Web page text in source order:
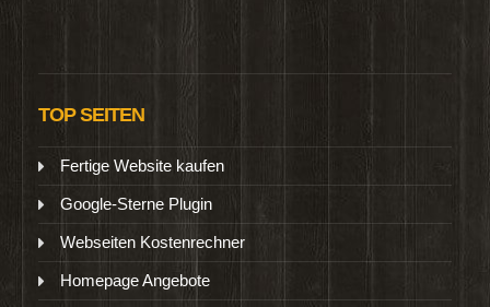
TOP SEITEN
Fertige Website kaufen
Google-Sterne Plugin
Webseiten Kostenrechner
Homepage Angebote